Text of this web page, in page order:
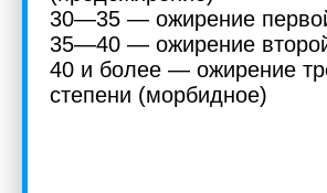
30—35 — ожирение
35—40 — ожирение
40 и более — ожирение
степени (морбидное)